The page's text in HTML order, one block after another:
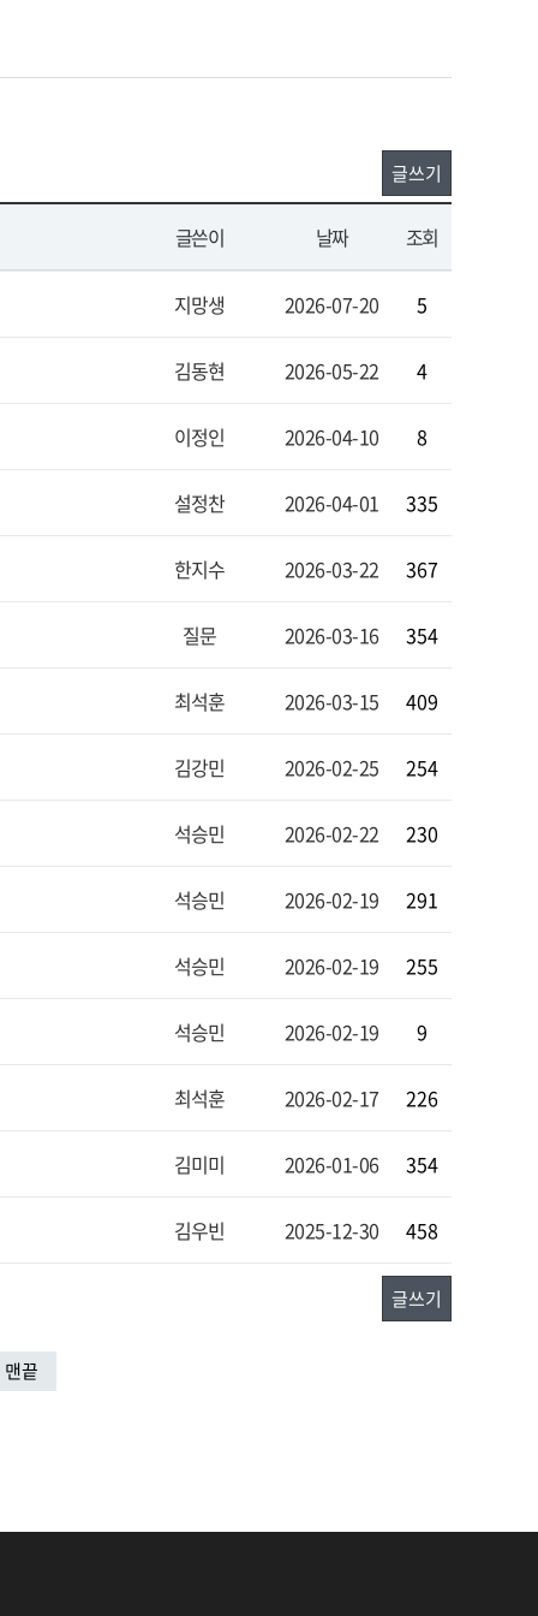
글쓰기
글쓴이 날짜 조회
지망생 2026-07-20 5
김동현 2026-05-22 4
이정인 2026-04-10 8
설정찬 2026-04-01 335
한지수 2026-03-22 367
질문 2026-03-16 354
최석훈 2026-03-15 409
김강민 2026-02-25 254
석승민 2026-02-22 230
석승민 2026-02-19 291
석승민 2026-02-19 255
석승민 2026-02-19 9
최석훈 2026-02-17 226
김미미 2026-01-06 354
김우빈 2025-12-30 458
글쓰기
맨끝